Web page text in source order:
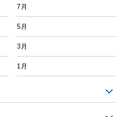
7月
5月
3月
1月